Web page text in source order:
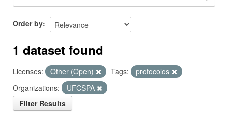
About
Order by
1 dataset found
Licenses: Other (Open) Tags:
protocolos
Organizations:
UFCSPA
Filter Results